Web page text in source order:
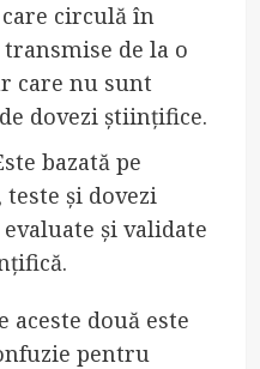
circulă în
de la o
care nu sunt
dovezi științifice.
bazată pe
și dovezi
și validate
două este
pentru